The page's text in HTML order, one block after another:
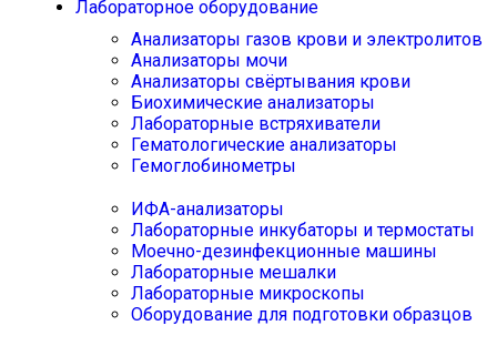
Лабораторное оборудование
Анализаторы газов крови и электролитов
Анализаторы мочи
Анализаторы свёртывания крови
Биохимические анализаторы
Лабораторные встряхиватели
Гематологические анализаторы
Гемоглобинометры
ИФА-анализаторы
Лабораторные инкубаторы и термостаты
Моечно-дезинфекционные машины
Лабораторные мешалки
Лабораторные микроскопы
Оборудование для подготовки образцов